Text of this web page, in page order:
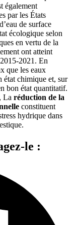
également
par les États
de surface
écologique selon
en vertu de la
ont atteint
2021. En
que les eaux
état chimique et, sur
bon état quantitatif.
, La réduction de la
constituent
hydrique dans
le :